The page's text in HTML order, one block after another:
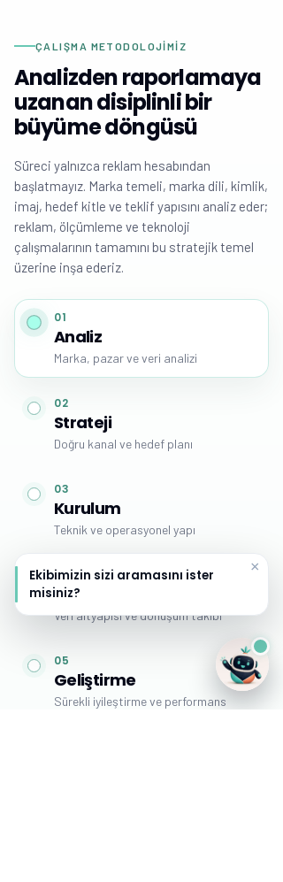
TheoAI asistanı
Aydınlatma metnini oku
×
Ekibimizin sizi aramasını ister
misiniz?